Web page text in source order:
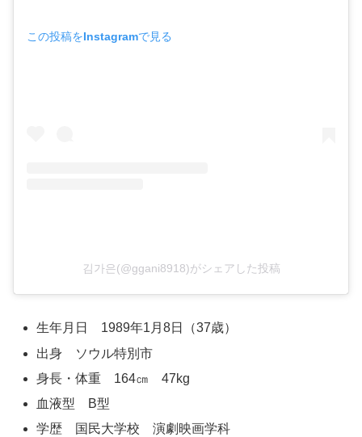
この投稿をInstagramで見る
김가은(@ggani8918)がシェアした投稿
生年月日 1989年1月8日（37歳）
出身 ソウル特別市
身長・体重 164㎝ 47kg
血液型 B型
学歴 国民大学校 演劇映画学科